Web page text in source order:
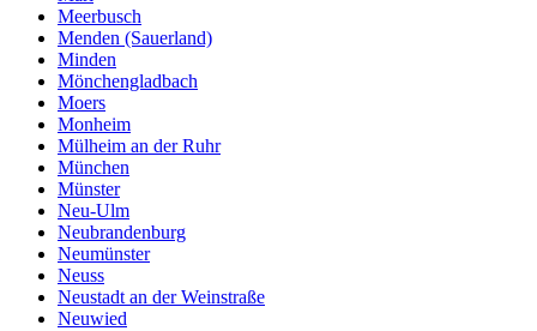
Meerbusch
Menden (Sauerland)
Minden
Mönchengladbach
Moers
Monheim
Mülheim an der Ruhr
München
Münster
Neu-Ulm
Neubrandenburg
Neumünster
Neuss
Neustadt an der Weinstraße
Neuwied